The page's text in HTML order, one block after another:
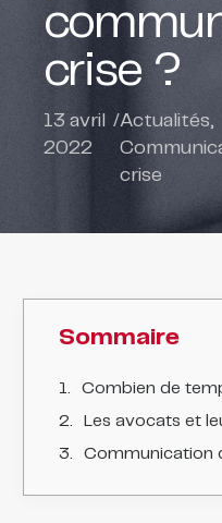
crise ?
13 avril
2022
/Actualités,
crise
Sommaire
Combien de temps vous
Les avocats et leurs clients posent
Communication de crise :